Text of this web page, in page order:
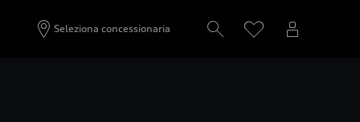
Seleziona concessionaria